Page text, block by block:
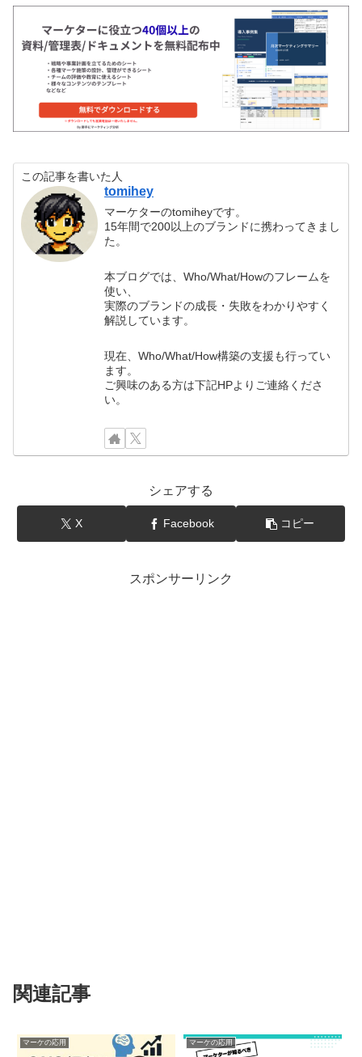
この記事を書いた人
tomihey
マーケターのtomiheyです。
15年間で200以上のブランドに携わってきまし
た。
本ブログでは、Who/What/Howのフレームを
使い、
実際のブランドの成長・失敗をわかりやすく
解説しています。
現在、Who/What/How構築の支援も行ってい
ます。
ご興味のある方は下記HPよりご連絡くださ
い。
シェアする
X Facebook コピー
スポンサーリンク
関連記事
マーケの応用 マーケの応用